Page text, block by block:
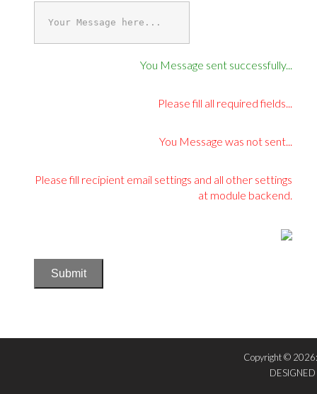
You Message sent successfully...
Please fill all required fields...
You Message was not sent...
Please fill recipient email settings and all other settings
at module backend.
Submit
Copyright ©